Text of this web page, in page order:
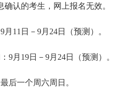
确认的考生，网上报名无效。
月11日－9月24日（预测）。
9月19日－9月24日（预测）。
后一个周六周日。